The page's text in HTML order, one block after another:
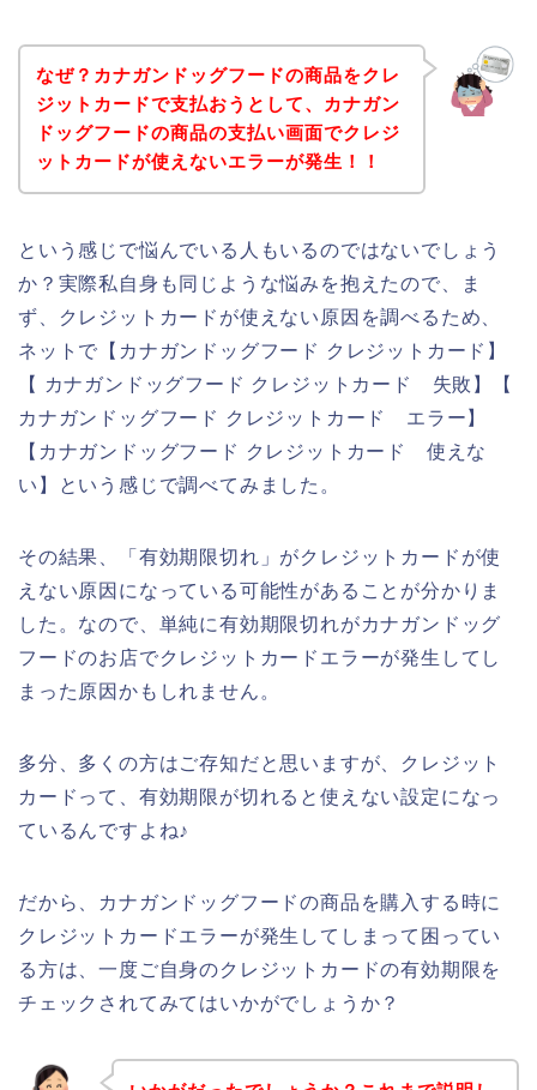
なぜ？カナガンドッグフードの商品をクレ
ジットカードで支払おうとして、カナガン
ドッグフードの商品の支払い画面でクレジ
ットカードが使えないエラーが発生！！
という感じで悩んでいる人もいるのではないでしょう
か？実際私自身も同じような悩みを抱えたので、ま
ず、クレジットカードが使えない原因を調べるため、
ネットで【カナガンドッグフード クレジットカード】
【 カナガンドッグフード クレジットカード 失敗】【
カナガンドッグフード クレジットカード エラー】
【カナガンドッグフード クレジットカード 使えな
い】という感じで調べてみました。
その結果、「有効期限切れ」がクレジットカードが使
えない原因になっている可能性があることが分かりま
した。なので、単純に有効期限切れがカナガンドッグ
フードのお店でクレジットカードエラーが発生してし
まった原因かもしれません。
多分、多くの方はご存知だと思いますが、クレジット
カードって、有効期限が切れると使えない設定になっ
ているんですよね♪
だから、カナガンドッグフードの商品を購入する時に
クレジットカードエラーが発生してしまって困ってい
る方は、一度ご自身のクレジットカードの有効期限を
チェックされてみてはいかがでしょうか？